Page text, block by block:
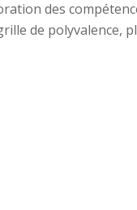
des
de polyvalence,